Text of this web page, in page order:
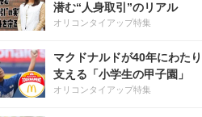
潜む“人身取引”のリアル
オリコンタイアップ特集
マクドナルドが40年にわたり
支える「小学生の甲子園」
オリコンタイアップ特集